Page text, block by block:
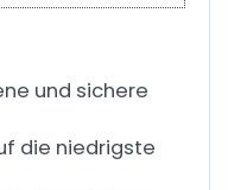
und sichere
die niedrigste